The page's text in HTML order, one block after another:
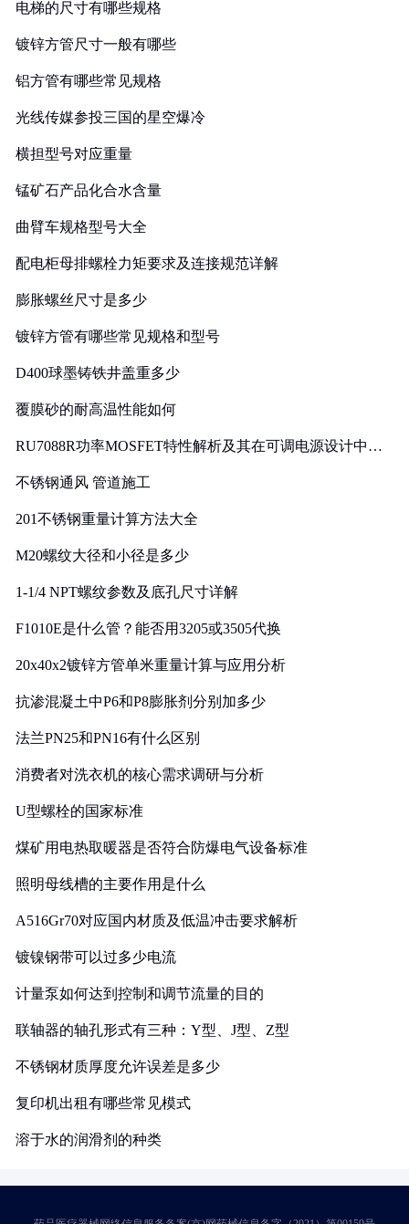
电梯的尺寸有哪些规格
镀锌方管尺寸一般有哪些
铝方管有哪些常见规格
光线传媒参投三国的星空爆冷
横担型号对应重量
锰矿石产品化合水含量
曲臂车规格型号大全
配电柜母排螺栓力矩要求及连接规范详解
膨胀螺丝尺寸是多少
镀锌方管有哪些常见规格和型号
D400球墨铸铁井盖重多少
覆膜砂的耐高温性能如何
RU7088R功率MOSFET特性解析及其在可调电源设计中的
不锈钢通风 管道施工
201不锈钢重量计算方法大全
M20螺纹大径和小径是多少
1-1/4 NPT螺纹参数及底孔尺寸详解
F1010E是什么管？能否用3205或3505代换
20x40x2镀锌方管单米重量计算与应用分析
抗渗混凝土中P6和P8膨胀剂分别加多少
法兰PN25和PN16有什么区别
消费者对洗衣机的核心需求调研与分析
U型螺栓的国家标准
煤矿用电热取暖器是否符合防爆电气设备标准
照明母线槽的主要作用是什么
A516Gr70对应国内材质及低温冲击要求解析
镀镍钢带可以过多少电流
计量泵如何达到控制和调节流量的目的
联轴器的轴孔形式有三种：Y型、J型、Z型
不锈钢材质厚度允许误差是多少
复印机出租有哪些常见模式
溶于水的润滑剂的种类